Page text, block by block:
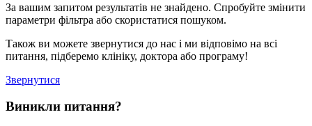
За вашим запитом результатів не знайдено. Спробуйте змінити
параметри фільтра або скористатися пошуком.
Також ви можете звернутися до нас і ми відповімо на всі
питання, підберемо клініку, доктора або програму!
Звернутися
Виникли питання?